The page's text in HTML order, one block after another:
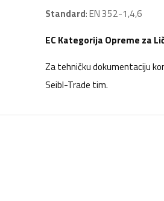
Standard: EN 352-1,4,6
EC Kategorija Opreme za
Za tehničku dokumentaciju
Seibl-Trade tim.